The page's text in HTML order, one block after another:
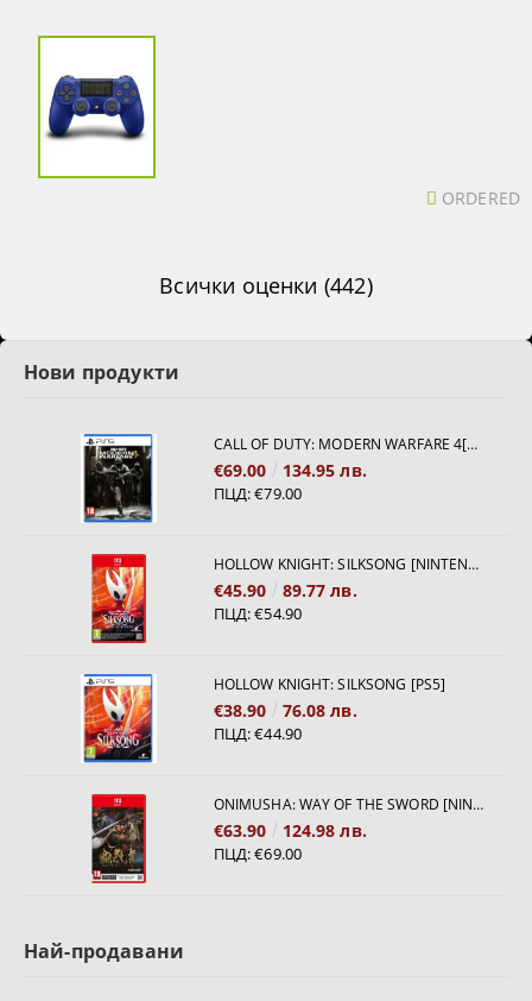
ORDERED
Всички оценки (442)
Нови продукти
CALL OF DUTY: MODERN WARFARE 4[PS5]
€69.00 134.95 лв.
ПЦД:€79.00
HOLLOW KNIGHT: SILKSONG [NINTENDO SWITCH 2]
€45.90 89.77 лв.
ПЦД:€54.90
HOLLOW KNIGHT: SILKSONG [PS5]
€38.90 76.08 лв.
ПЦД:€44.90
ONIMUSHA: WAY OF THE SWORD [NINTENDO SWITCH 2]
€63.90 124.98 лв.
ПЦД:€69.00
Най-продавани